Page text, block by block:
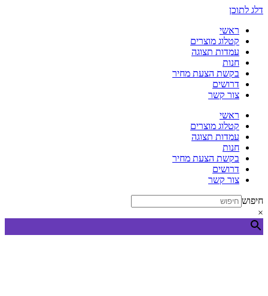
דלג לתוכן
ראשי
קטלוג מוצרים
עמדות תצוגה
חנות
בקשת הצעת מחיר
דרושים
צור קשר
ראשי
קטלוג מוצרים
עמדות תצוגה
חנות
בקשת הצעת מחיר
דרושים
צור קשר
חיפוש
×